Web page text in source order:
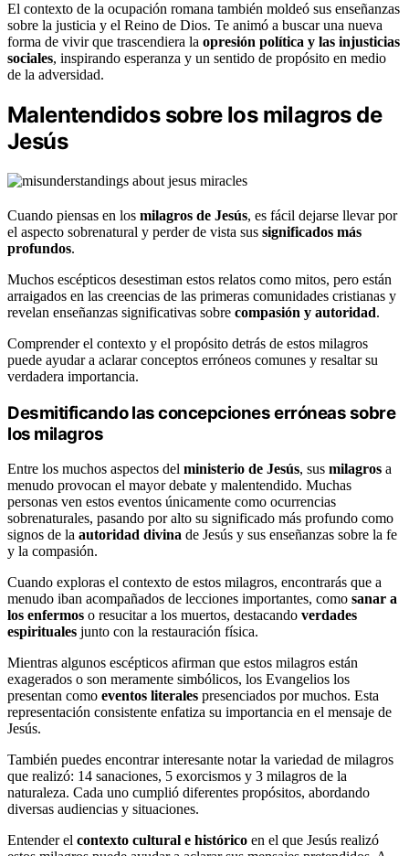
El contexto de la ocupación romana también moldeó sus enseñanzas
sobre la justicia y el Reino de Dios. Te animó a buscar una nueva
forma de vivir que trascendiera la opresión política y las injusticias
sociales, inspirando esperanza y un sentido de propósito en medio
de la adversidad.
Malentendidos sobre los milagros de
Jesús
Cuando piensas en los milagros de Jesús, es fácil dejarse llevar por
el aspecto sobrenatural y perder de vista sus significados más
profundos.
Muchos escépticos desestiman estos relatos como mitos, pero están
arraigados en las creencias de las primeras comunidades cristianas y
revelan enseñanzas significativas sobre compasión y autoridad.
Comprender el contexto y el propósito detrás de estos milagros
puede ayudar a aclarar conceptos erróneos comunes y resaltar su
verdadera importancia.
Desmitificando las concepciones erróneas sobre
los milagros
Entre los muchos aspectos del ministerio de Jesús, sus milagros a
menudo provocan el mayor debate y malentendido. Muchas
personas ven estos eventos únicamente como ocurrencias
sobrenaturales, pasando por alto su significado más profundo como
signos de la autoridad divina de Jesús y sus enseñanzas sobre la fe
y la compasión.
Cuando exploras el contexto de estos milagros, encontrarás que a
menudo iban acompañados de lecciones importantes, como sanar a
los enfermos o resucitar a los muertos, destacando verdades
espirituales junto con la restauración física.
Mientras algunos escépticos afirman que estos milagros están
exagerados o son meramente simbólicos, los Evangelios los
presentan como eventos literales presenciados por muchos. Esta
representación consistente enfatiza su importancia en el mensaje de
Jesús.
También puedes encontrar interesante notar la variedad de milagros
que realizó: 14 sanaciones, 5 exorcismos y 3 milagros de la
naturaleza. Cada uno cumplió diferentes propósitos, abordando
diversas audiencias y situaciones.
Entender el contexto cultural e histórico en el que Jesús realizó